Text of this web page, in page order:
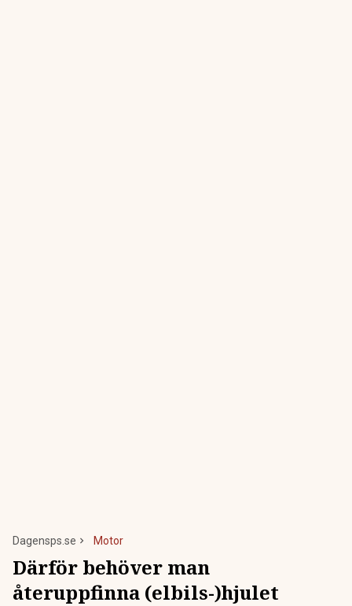
Dagensps.se Motor
Därför behöver man
återuppfinna (elbils-)hjulet